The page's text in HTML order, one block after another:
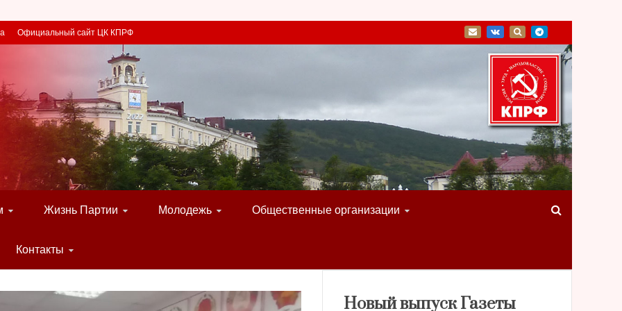
Официальный сайт ЦК КПРФ
Жизнь Партии Молодежь Общественные организации
Контакты
Новый выпуск Газеты